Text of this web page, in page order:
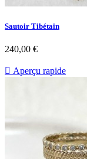
Sautoir Tibétain
Prix
240,00 €
 Aperçu rapide